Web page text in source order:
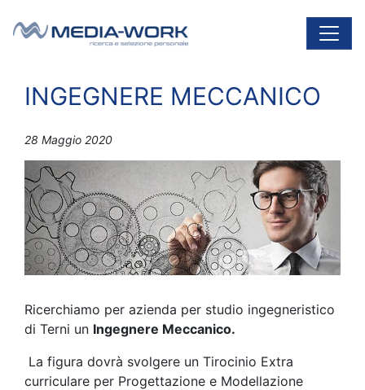
Navigazione principale
INGEGNERE MECCANICO
28 Maggio 2020
Ricerchiamo per azienda per studio ingegneristico
di Terni un Ingegnere Meccanico.
La figura dovrà svolgere un Tirocinio Extra
curriculare per Progettazione e Modellazione